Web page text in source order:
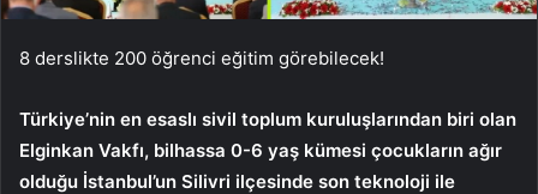
8 derslikte 200 öğrenci eğitim görebilecek!
Türkiye’nin en esaslı sivil toplum kuruluşlarından biri olan
Elginkan Vakfı, bilhassa 0-6 yaş kümesi çocukların ağır
olduğu İstanbul’un Silivri ilçesinde son teknoloji ile